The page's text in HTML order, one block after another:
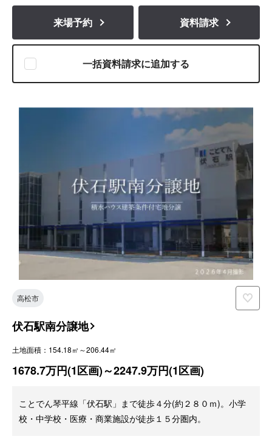
来場予約 資料請求
一括資料請求に追加する
高松市
伏石駅南分譲地
土地面積：154.18㎡～206.44㎡
1678.7万円(1区画)～2247.9万円(1区画)
ことでん琴平線「伏石駅」まで徒歩４分(約２８０ｍ)。小学
校・中学校・医療・商業施設が徒歩１５分圏内。